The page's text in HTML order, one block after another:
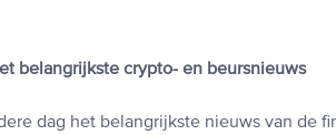
belangrijkste crypto- en beursnieuws
dag het belangrijkste nieuws van de